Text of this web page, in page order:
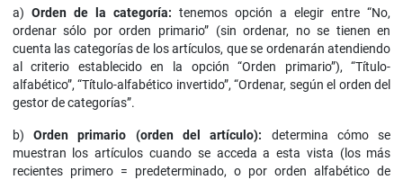
a) Orden de la categoría: tenemos opción a elegir entre “No,
ordenar sólo por orden primario” (sin ordenar, no se tienen en
cuenta las categorías de los artículos, que se ordenarán atendiendo
al criterio establecido en la opción “Orden primario”), “Título-
alfabético”, “Título-alfabético invertido”, “Ordenar, según el orden del
gestor de categorías”.
b) Orden primario (orden del artículo): determina cómo se
muestran los artículos cuando se acceda a esta vista (los más
recientes primero = predeterminado, o por orden alfabético de